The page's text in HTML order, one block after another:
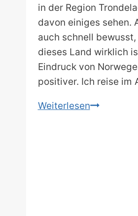
in der Region
davon einiges sehen.
auch schnell
dieses Land wirklich
Eindruck von
positiver. Ich reise im
WeiterlesenNorwegen